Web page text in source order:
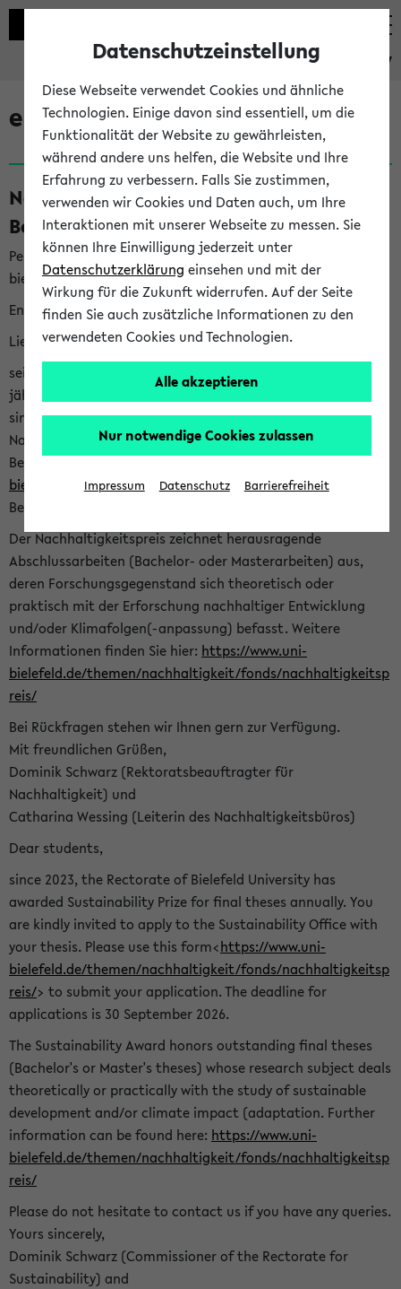
eKVV
eKVV News
Nachhaltigkeitspreis 2026:
Bewerbungsphase gestartet (06.08.26)
Per E-Mail eingestellt von nachhaltigkeitsbuero@uni-
bielefeld.de an den Verteiler 'Alle Studierenden':
English version below
Liebe Studierende,
seit 2023 verleiht das Rektorat der Universität Bielefeld
jährlich den Nachhaltigkeitspreis für Abschlussarbeiten. Sie
sind herzlich eingeladen sich mit Ihrer Abschlussarbeit beim
Nachhaltigkeitsbüro zu bewerben. Bitte nutzen Sie für Ihre
Bewerbung dieses Formular<https://formulare.uni-
bielefeld.de/frontend-server/form/provide/913/>. Die
Bewerbungsfrist endet am 30.09.2026.
Der Nachhaltigkeitspreis zeichnet herausragende
Abschlussarbeiten (Bachelor- oder Masterarbeiten) aus,
deren Forschungsgegenstand sich theoretisch oder
praktisch mit der Erforschung nachhaltiger Entwicklung
und/oder Klimafolgen(-anpassung) befasst. Weitere
Informationen finden Sie hier: https://www.uni-
bielefeld.de/themen/nachhaltigkeit/fonds/nachhaltigkeitsp
reis/
Bei Rückfragen stehen wir Ihnen gern zur Verfügung.
Mit freundlichen Grüßen,
Dominik Schwarz (Rektoratsbeauftragter für
Nachhaltigkeit) und
Catharina Wessing (Leiterin des Nachhaltigkeitsbüros)
Dear students,
since 2023, the Rectorate of Bielefeld University has
awarded Sustainability Prize for final theses annually. You
are kindly invited to apply to the Sustainability Office with
your thesis. Please use this form<https://www.uni-
bielefeld.de/themen/nachhaltigkeit/fonds/nachhaltigkeitsp
reis/> to submit your application. The deadline for
applications is 30 September 2026.
The Sustainability Award honors outstanding final theses
(Bachelor's or Master's theses) whose research subject deals
theoretically or practically with the study of sustainable
development and/or climate impact (adaptation. Further
information can be found here: https://www.uni-
bielefeld.de/themen/nachhaltigkeit/fonds/nachhaltigkeitsp
reis/
Please do not hesitate to contact us if you have any queries.
Yours sincerely,
Dominik Schwarz (Commissioner of the Rectorate for
Sustainability) and
Datenschutzeinstellung
Diese Webseite verwendet Cookies und ähnliche
Technologien. Einige davon sind essentiell, um die
Funktionalität der Website zu gewährleisten,
während andere uns helfen, die Website und Ihre
Erfahrung zu verbessern. Falls Sie zustimmen,
verwenden wir Cookies und Daten auch, um Ihre
Interaktionen mit unserer Webseite zu messen. Sie
können Ihre Einwilligung jederzeit unter
Datenschutzerklärung einsehen und mit der
Wirkung für die Zukunft widerrufen. Auf der Seite
finden Sie auch zusätzliche Informationen zu den
verwendeten Cookies und Technologien.
Alle akzeptieren
Nur notwendige Cookies zulassen
Impressum Datenschutz Barrierefreiheit